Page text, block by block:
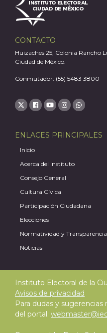
CONTACTO
Huizaches 25, Colonia Rancho
Ciudad de México.
Conmutador: (55) 5483 3800
ENLACES PRINCIPALES
Inicio
Acerca del Instituto
Consejo General
Cultura Cívica
Participación Ciudadana
Elecciones
Normatividad y Transparencia
Noticias
Instituto Electoral de la
Avisos de privacidad
Para dudas y
del portal: